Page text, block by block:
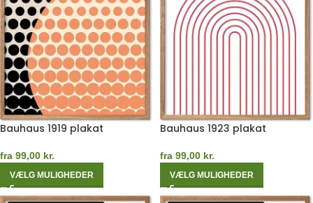
Bauhaus 1919 plakat
fra 99,00 kr.
VÆLG MULIGHEDER
Bauhaus 1923 plakat
fra 99,00 kr.
VÆLG MULIGHEDER